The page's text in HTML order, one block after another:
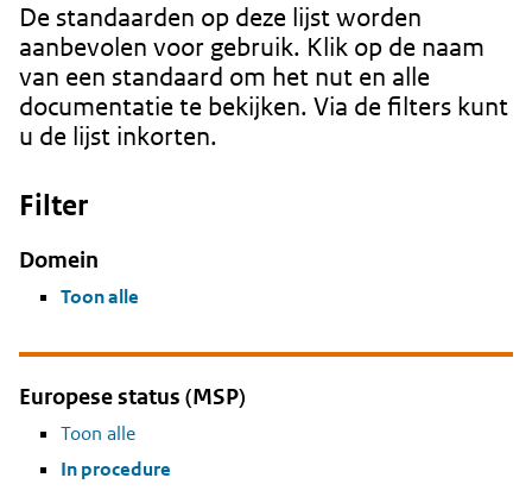
Content
De standaarden op deze lijst worden
aanbevolen voor gebruik. Klik op de naam
van een standaard om het nut en alle
documentatie te bekijken. Via de filters kunt
u de lijst inkorten.
Filter
Domein
Toon alle
Europese status (MSP)
Toon alle
In procedure